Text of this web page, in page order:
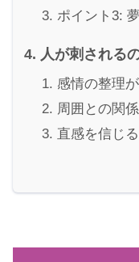
ポイント3:
人が刺される
感情の整理
周囲との関
直感を信じる